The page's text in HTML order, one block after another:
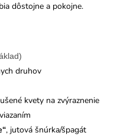
dôstojne a pokojne.
druhov
kvety na zvýraznenie
, jutová šnúrka/špagát